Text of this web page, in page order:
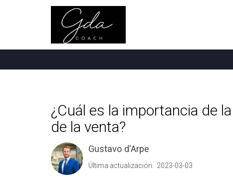
¿Cuál es la importancia de
de la venta?
Gustavo d'Arpe
Última actualización: 2023-03-03